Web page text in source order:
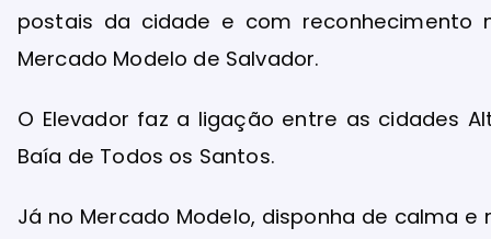
postais da cidade e com reconhecimento
Mercado Modelo de Salvador.
O Elevador faz a ligação entre as cidades
Baía de Todos os Santos.
Já no Mercado Modelo, disponha de calma